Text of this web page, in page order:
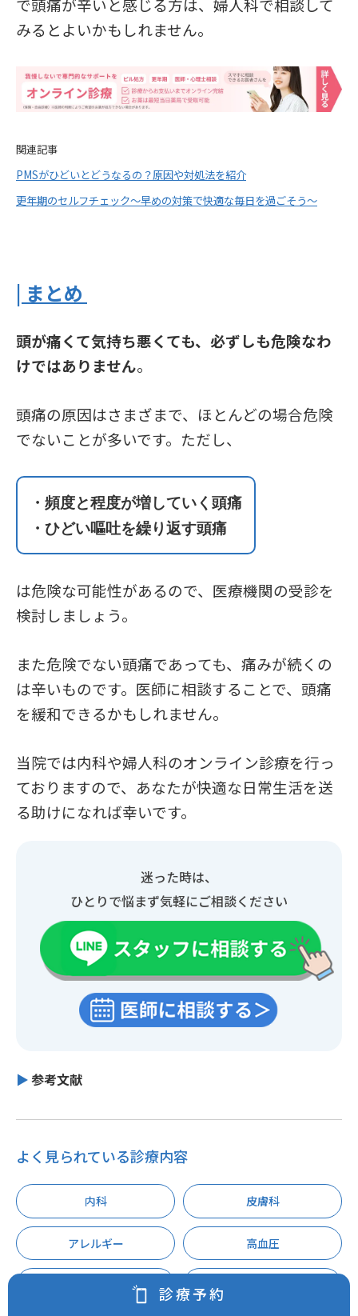
診療予約
で頭痛が辛いと感じる方は、婦人科で相談して
みるとよいかもしれません。
関連記事
PMSがひどいとどうなるの？原因や対処法を紹介
更年期のセルフチェック〜早めの対策で快適な毎日を過ごそう〜
| まとめ
頭が痛くて気持ち悪くても、必ずしも危険なわ
けではありません。
頭痛の原因はさまざまで、ほとんどの場合危険
でないことが多いです。ただし、
・頻度と程度が増していく頭痛
・ひどい嘔吐を繰り返す頭痛
は危険な可能性があるので、医療機関の受診を
検討しましょう。
また危険でない頭痛であっても、痛みが続くの
は辛いものです。医師に相談することで、頭痛
を緩和できるかもしれません。
当院では内科や婦人科のオンライン診療を行っ
ておりますので、あなたが快適な日常生活を送
る助けになれば幸いです。
迷った時は、
ひとりで悩まず気軽にご相談ください
参考文献
よく見られている診療内容
内科 皮膚科
アレルギー 高血圧